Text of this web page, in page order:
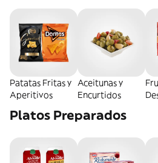
Patatas Fritas y
Aperitivos
Aceitunas y
Encurtidos
Platos Preparados